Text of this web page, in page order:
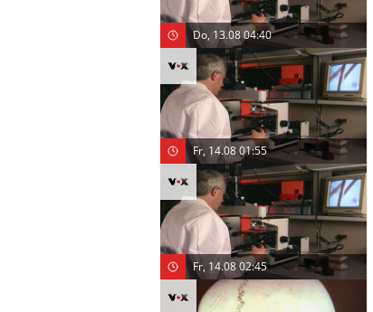
Do, 13.08 04:40
Fr, 14.08 01:55
Fr, 14.08 02:45